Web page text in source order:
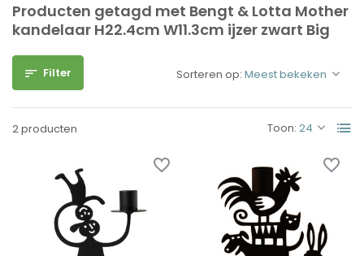
Producten getagd met Bengt & Lotta Mother
kandelaar H22.4cm W11.3cm ijzer zwart Big
Filter
2 producten Toon:
Sorteren op: